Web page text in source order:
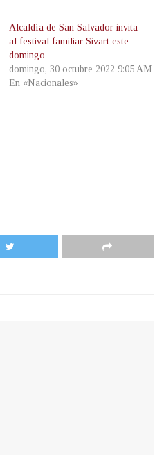
Alcaldía de San Salvador invita
al festival familiar Sivart este
domingo
domingo, 30 octubre 2022 9:05 AM
En «Nacionales»